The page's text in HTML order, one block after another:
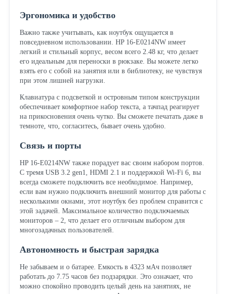
Эргономика и удобство
Важно также учитывать, как ноутбук ощущается в
повседневном использовании. HP 16-E0214NW имеет
легкий и стильный корпус, весом всего 2.48 кг, что делает
его идеальным для переноски в рюкзаке. Вы можете легко
взять его с собой на занятия или в библиотеку, не чувствуя
при этом лишней нагрузки.
Клавиатура с подсветкой и островным типом конструкции
обеспечивает комфортное набор текста, а тачпад реагирует
на прикосновения очень чутко. Вы сможете печатать даже в
темноте, что, согласитесь, бывает очень удобно.
Связь и порты
HP 16-E0214NW также порадует вас своим набором портов.
С тремя USB 3.2 gen1, HDMI 2.1 и поддержкой Wi-Fi 6, вы
всегда сможете подключить все необходимое. Например,
если вам нужно подключить внешний монитор для работы с
несколькими окнами, этот ноутбук без проблем справится с
этой задачей. Максимальное количество подключаемых
мониторов – 2, что делает его отличным выбором для
многозадачных пользователей.
Автономность и быстрая зарядка
Не забываем и о батарее. Емкость в 4323 мАч позволяет
работать до 7.75 часов без подзарядки. Это означает, что
можно спокойно проводить целый день на занятиях, не